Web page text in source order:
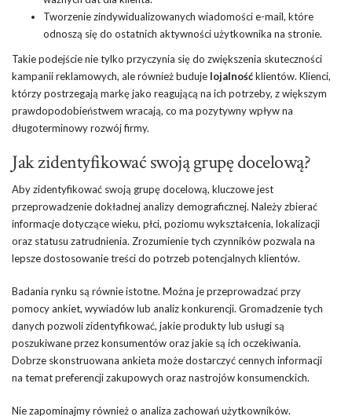
Tworzenie zindywidualizowanych wiadomości e-mail, które
odnoszą się do ostatnich aktywności użytkownika na stronie.
Takie podejście nie tylko przyczynia się do zwiększenia skuteczności
kampanii reklamowych, ale również buduje lojalnośćklientów. Klienci,
którzy postrzegają markę jako reagującą na ich potrzeby, z większym
prawdopodobieństwem wracają, co ma pozytywny wpływ na
długoterminowy rozwój firmy.
Jak zidentyfikować swoją grupę docelową?
Aby zidentyfikować swoją grupę docelową, kluczowe jest
przeprowadzenie dokładnej analizy demograficznej. Należy zbierać
informacje dotyczące wieku, płci, poziomu wykształcenia, lokalizacji
oraz statusu zatrudnienia. Zrozumienie tych czynników pozwala na
lepsze dostosowanie treści do potrzeb potencjalnych klientów.
Badania rynku są równie istotne. Można je przeprowadzać przy
pomocy ankiet, wywiadów lub analiz konkurencji. Gromadzenie tych
danych pozwoli zidentyfikować, jakie produkty lub usługi są
poszukiwane przez konsumentów oraz jakie są ich oczekiwania.
Dobrze skonstruowana ankieta może dostarczyć cennych informacji
na temat preferencji zakupowych oraz nastrojów konsumenckich.
Nie zapominajmy również o analiza zachowań użytkowników.